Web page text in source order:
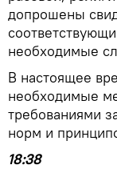
допрошены
необходимые
В настоящее
необходимые
требованиями
норм и
18:38